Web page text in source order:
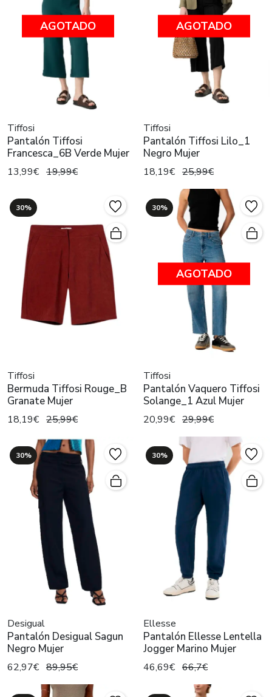
AGOTADO
Tiffosi
Pantalón Tiffosi
Francesca_6B Verde Mujer
13,99€ 19,99€
AGOTADO
Tiffosi
Pantalón Tiffosi Lilo_1
Negro Mujer
18,19€ 25,99€
30%
Tiffosi
Bermuda Tiffosi Rouge_B
Granate Mujer
18,19€ 25,99€
30%
AGOTADO
Tiffosi
Pantalón Vaquero Tiffosi
Solange_1 Azul Mujer
20,99€ 29,99€
30%
Desigual
Pantalón Desigual Sagun
Negro Mujer
62,97€ 89,95€
30%
Ellesse
Pantalón Ellesse Lentella
Jogger Marino Mujer
46,69€ 66,7€